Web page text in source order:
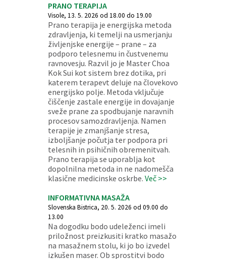
PRANO TERAPIJA
Visole, 13. 5. 2026 od 18.00 do 19.00
Prano terapija je energijska metoda
zdravljenja, ki temelji na usmerjanju
življenjske energije – prane – za
podporo telesnemu in čustvenemu
ravnovesju. Razvil jo je Master Choa
Kok Sui kot sistem brez dotika, pri
katerem terapevt deluje na človekovo
energijsko polje. Metoda vključuje
čiščenje zastale energije in dovajanje
sveže prane za spodbujanje naravnih
procesov samozdravljenja. Namen
terapije je zmanjšanje stresa,
izboljšanje počutja ter podpora pri
telesnih in psihičnih obremenitvah.
Prano terapija se uporablja kot
dopolnilna metoda in ne nadomešča
klasične medicinske oskrbe. Več >>
INFORMATIVNA MASAŽA
Slovenska Bistrica, 20. 5. 2026 od 09.00 do
13.00
Na dogodku bodo udeleženci imeli
priložnost preizkusiti kratko masažo
na masažnem stolu, ki jo bo izvedel
izkušen maser. Ob sprostitvi bodo